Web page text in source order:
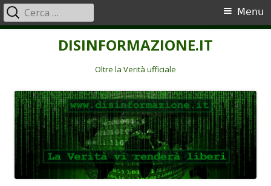
DISINFORMAZIONE.IT
Oltre la Verità ufficiale
Menu
principale
Menu
Ricerca
per: